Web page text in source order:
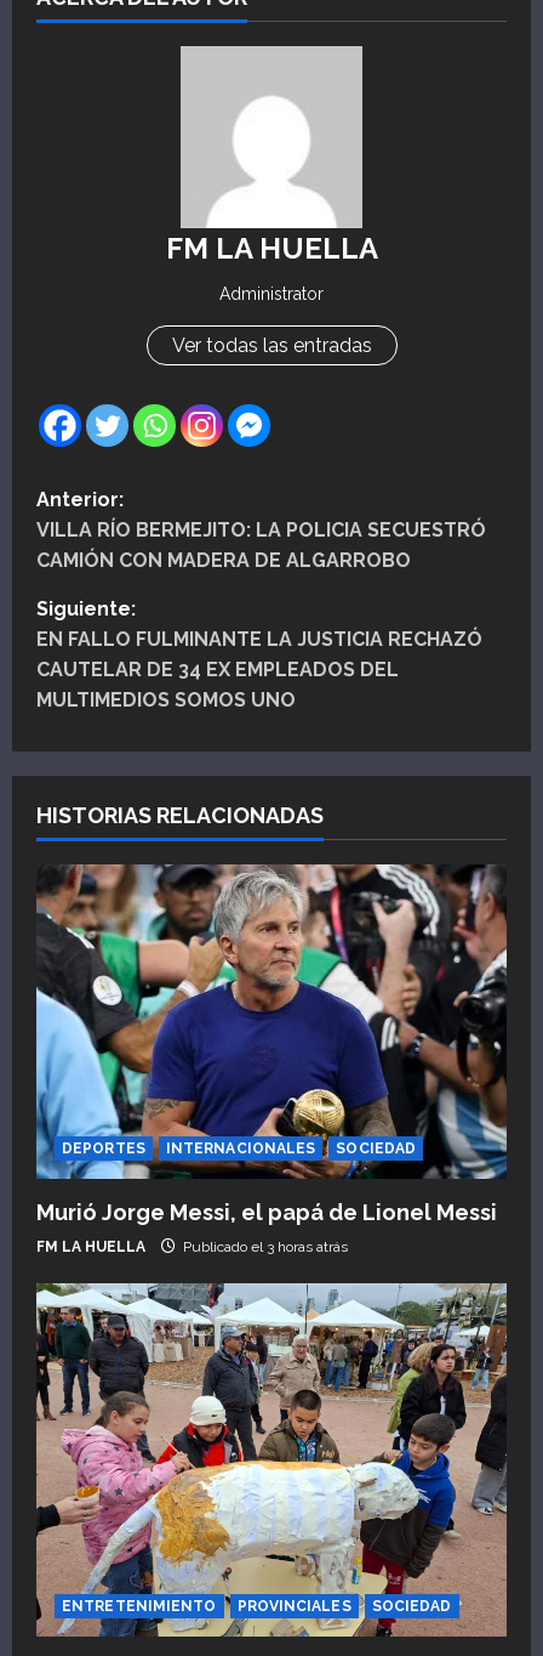
FM LA HUELLA
Administrator
Ver todas las entradas
N
a
v
e
g
a
c
i
ó
n
d
e
e
n
t
r
a
d
a
s
Anterior:
VILLA RÍO BERMEJITO: LA POLICIA SECUESTRÓ
CAMIÓN CON MADERA DE ALGARROBO
Siguiente:
EN FALLO FULMINANTE LA JUSTICIA RECHAZÓ
CAUTELAR DE 34 EX EMPLEADOS DEL
MULTIMEDIOS SOMOS UNO
HISTORIAS RELACIONADAS
DEPORTES INTERNACIONALES SOCIEDAD
Murió Jorge Messi, el papá de Lionel Messi
FM LA HUELLA Publicado el 3 horas atrás
ENTRETENIMIENTO PROVINCIALES SOCIEDAD